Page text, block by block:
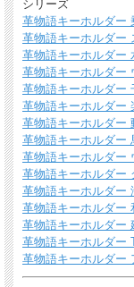
この商品は６色
その他
シリーズ
革物語キーホルダー
革物語キーホルダー
革物語キーホルダー
革物語キーホルダー
革物語キーホルダー
革物語キーホルダー
革物語キーホルダー
革物語キーホルダー
革物語キーホルダー
革物語キーホルダー
革物語キーホルダー
革物語キーホルダー
革物語キーホルダー
革物語キーホルダー
革物語キーホルダー